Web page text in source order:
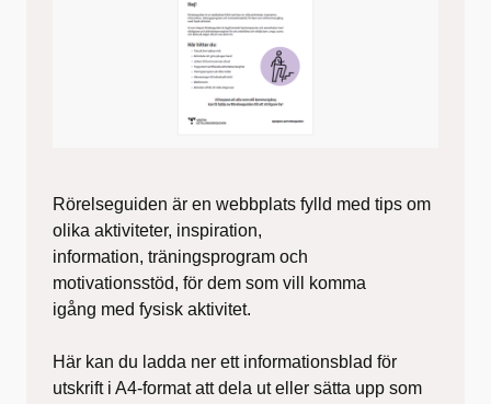
Rörelseguiden är en webbplats fylld med tips om
olika aktiviteter, inspiration,
information, träningsprogram och
motivationsstöd, för dem som vill komma
igång med fysisk aktivitet.
Här kan du ladda ner ett informationsblad för
utskrift i A4-format att dela ut eller sätta upp som